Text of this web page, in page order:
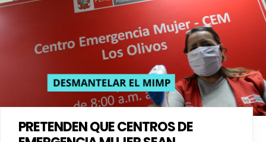
PRETENDEN QUE CENTROS DE